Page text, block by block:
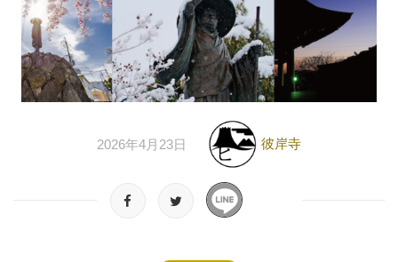
2026年4月23日 彼岸寺